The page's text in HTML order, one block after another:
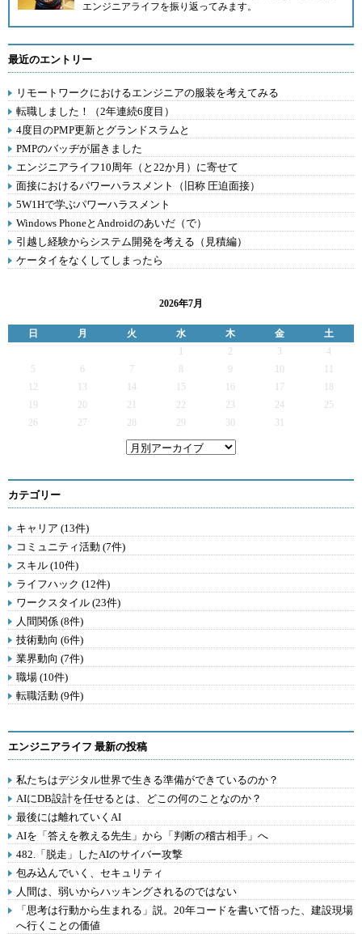
エンジニアライフを振り返ってみます。
最近のエントリー
リモートワークにおけるエンジニアの服装を考えてみる
転職しました！（2年連続6度目）
4度目のPMP更新とグランドスラムと
PMPのバッヂが届きました
エンジニアライフ10周年（と22か月）に寄せて
面接におけるパワーハラスメント（旧称 圧迫面接）
5W1Hで学ぶパワーハラスメント
Windows PhoneとAndroidのあいだ（で）
引越し経験からシステム開発を考える（見積編）
ケータイをなくしてしまったら
2026年7月
日 月 火 水 木 金
土
2 3
4
5
6 7 9
12
13 14 15 16 17
19
20 21 22 23 24
25
26
27 28 29 30 31
カテゴリー
キャリア (13件)
コミュニティ活動 (7件)
スキル (10件)
ライフハック (12件)
ワークスタイル (23件)
人間関係 (8件)
技術動向 (6件)
業界動向 (7件)
職場 (10件)
転職活動 (9件)
エンジニアライフ 最新の投稿
私たちはデジタル世界で生きる準備ができているのか？
AIにDB設計を任せるとは、どこの何のことなのか？
最後には離れていくAI
AIを「答えを教える先生」から「判断の稽古相手」へ
482.「脱走」したAIのサイバー攻撃
包み込んでいく、セキュリティ
人間は、弱いからハッキングされるのではない
「思考は行動から生まれる」説。20年コードを書いて悟った、建設現場
へ行くことの価値